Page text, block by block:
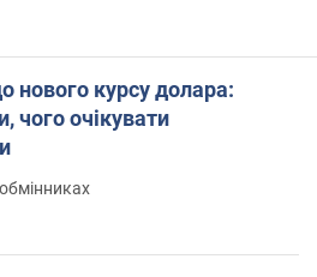
нового курсу долара:
чого очікувати